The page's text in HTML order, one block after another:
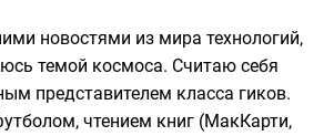
новостями из мира технологий,
темой космоса. Считаю себя
представителем класса гиков.
чтением книг (МакКарти,